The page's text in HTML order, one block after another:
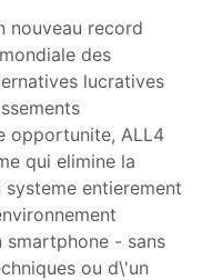
nouveau record
des
lucratives
opportunite, ALL4
qui elimine la
entierement
smartphone - sans
ou d\'un